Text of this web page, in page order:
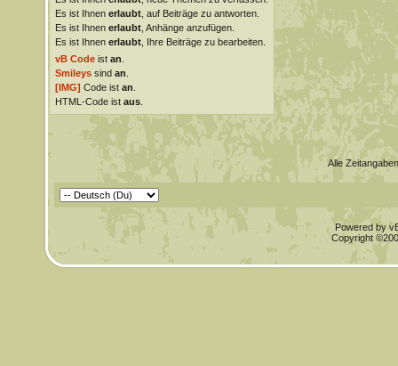
Es ist Ihnen erlaubt, auf Beiträge zu antworten.
Es ist Ihnen erlaubt, Anhänge anzufügen.
Es ist Ihnen erlaubt, Ihre Beiträge zu bearbeiten.
vB Codeist an
Smileyssind an
[IMG] Code ist an
HTML-Code ist aus.
Alle
Powered by
Copyright